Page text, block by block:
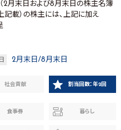
月末日および8月末日の株主名簿
載）の株主には、上記に加え
2月末日/8月末日
社会貢献 割当回数：年2回
食事券 暮らし